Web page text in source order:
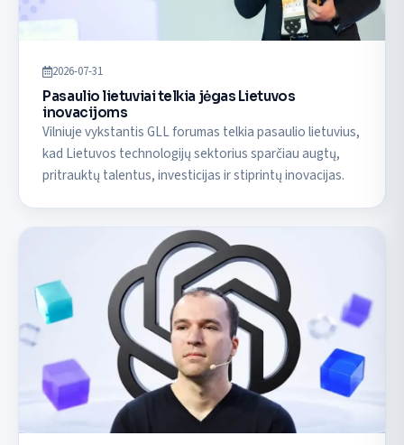
2026-07-31
Pasaulio lietuviai telkia jėgas Lietuvos
inovacijoms
Vilniuje vykstantis GLL forumas telkia pasaulio lietuvius,
kad Lietuvos technologijų sektorius sparčiau augtų,
pritrauktų talentus, investicijas ir stiprintų inovacijas.